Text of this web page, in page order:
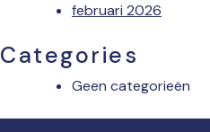
februari 2026
Categories
Geen categorieën